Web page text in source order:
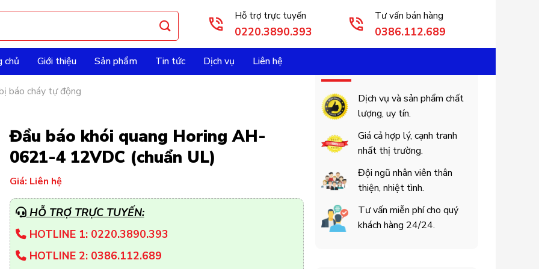
Hỗ trợ trực tuyến
0220.3890.393
Tư vấn bán hàng
0386.112.689
chủ Giới thiệu Sản phẩm Tin tức Dịch vụ Liên hệ
báo cháy tự động
Đầu báo khói quang Horing AH-
0621-4 12VDC (chuẩn UL)
Giá: Liên hệ
HỖ TRỢ TRỰC TUYẾN:
HOTLINE 1: 0220.3890.393
HOTLINE 2: 0386.112.689
Dịch vụ và sản phẩm chất
lượng, uy tín.
Giá cả hợp lý, cạnh tranh
nhất thị trường.
Đội ngũ nhân viên thân
thiện, nhiệt tình.
Tư vấn miễn phí cho quý
khách hàng 24/24.